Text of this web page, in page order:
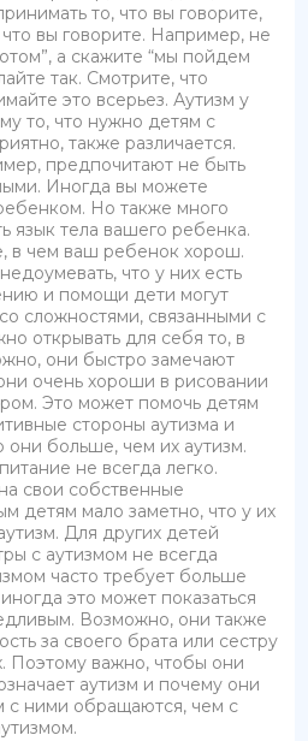
то, что вы говорите,
вы говорите. Например, не
а скажите “мы пойдем
так. Смотрите, что
это всерьез. Аутизм у
то, что нужно детям с
также различается.
предпочитают не быть
Иногда вы можете
Но также много
язык тела вашего ребенка.
в чем ваш ребенок хорош.
что у них есть
и помощи дети могут
сложностями, связанными с
открывать для себя то, в
они быстро замечают
очень хороши в рисовании
Это может помочь детям
стороны аутизма и
они больше, чем их аутизм.
не всегда легко.
свои собственные
детям мало заметно, что у их
Для других детей
с аутизмом не всегда
часто требует больше
это может показаться
Возможно, они также
за своего брата или сестру
Поэтому важно, чтобы они
аутизм и почему они
с ними обращаются, чем с